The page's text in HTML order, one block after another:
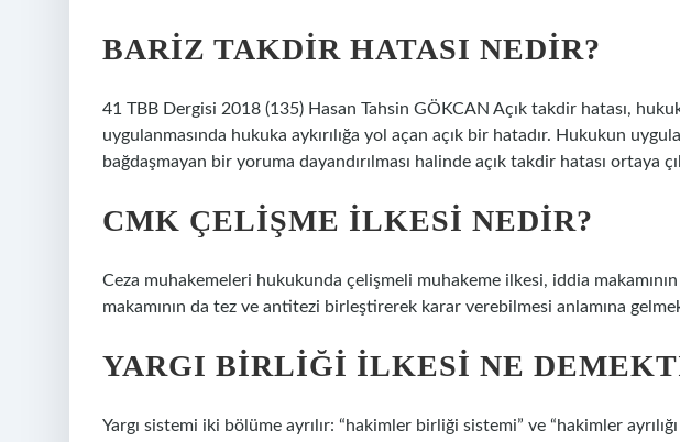
BARIZ TAKDIR HATASI NEDIR?
41 TBB Dergisi 2018 (135) Hasan Tahsin GÖKCAN Açık takdir hatası,
uygulanmasında hukuka aykırılığa yol açan açık bir hatadır. Hukukun
bağdaşmayan bir yoruma dayandırılması halinde açık takdir hatası ortaya
CMK ÇELIŞME ILKESI NEDIR?
Ceza muhakemeleri hukukunda çelişmeli muhakeme ilkesi, iddia
makamının da tez ve antitezi birleştirerek karar verebilmesi anlamına
YARGI BIRLIĞI ILKESI NE
Yargı sistemi iki bölüme ayrılır: “hakimler birliği sistemi” ve “hakimler